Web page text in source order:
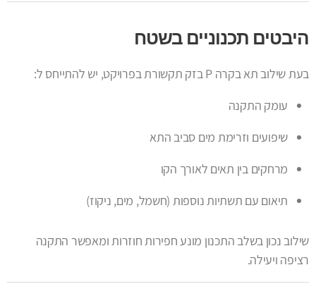
היבטים תכנוניים בשטח
בעת שילוב תא בקרה P בזק תקשורת בפרויקט, יש להתייחס ל:
עומק התקנה
שיפועים וזרימת מים סביב התא
מרחקים בין תאים לאורך הקו
תיאום עם תשתיות נוספות (חשמל, מים, ניקוז)
שילוב נכון בשלב התכנון מונע חפירות חוזרות ומאפשר התקנה
רציפה ויעילה.